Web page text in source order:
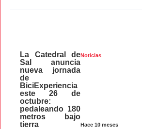
Noticias
Hace 10 meses
La Catedral de
Sal anuncia
nueva jornada
de
BiciExperiencia
este 26 de
octubre:
pedaleando 180
metros bajo
tierra